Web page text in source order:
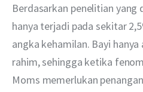
Berdasarkan penelitian yang
hanya terjadi pada sekitar
angka kehamilan. Bayi
rahim, sehingga ketika
Moms memerlukan